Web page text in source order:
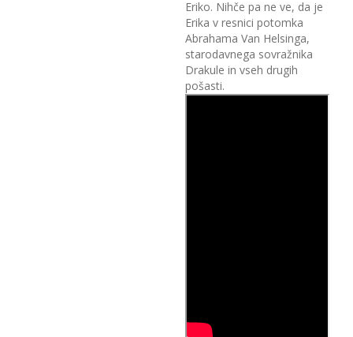
Eriko. Nihče pa ne ve, da je
Erika v resnici potomka
Abrahama Van Helsinga,
starodavnega sovražnika
Drakule in vseh drugih
pošasti.